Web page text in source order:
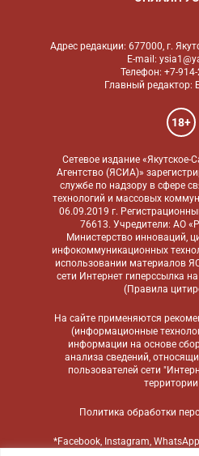
Адрес редакции: 677000, г.
E-mail:
Телефон: +7-
Главный редактор:
18+
Сетевое издание
Агентство (ЯСИА)»
службе по надзору в сфере
технологий и массовых
06.09.2019 г.
76613. Учредители: АО
Министерство инноваций,
инфокоммуникационных
использовании материалов
сети Интернет гиперссылка
(Правила
На сайте применяются
(информационные
информации на основе
анализа сведений,
пользователей сети
Политика обработки
*Facebook, Instagram,